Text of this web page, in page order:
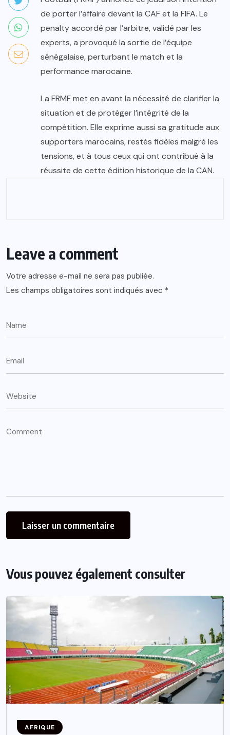
de porter l’affaire devant la CAF et la FIFA. Le
penalty accordé par l’arbitre, validé par les
experts, a provoqué la sortie de l’équipe
sénégalaise, perturbant le match et la
performance marocaine.
La FRMF met en avant la nécessité de clarifier la
situation et de protéger l’intégrité de la
compétition. Elle exprime aussi sa gratitude aux
supporters marocains, restés fidèles malgré les
tensions, et à tous ceux qui ont contribué à la
réussite de cette édition historique de la CAN.
Leave a comment
Votre adresse e-mail ne sera pas publiée.
Les champs obligatoires sont indiqués avec *
Vous pouvez également consulter
AFRIQUE